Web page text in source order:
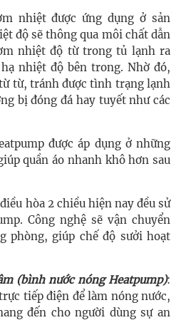
nhiệt được ứng dụng ở sản
độ sẽ thông qua môi chất dẫn
nhiệt độ từ trong tủ lạnh ra
nhiệt độ bên trong. Nhờ đó,
từ, tránh được tình trạng lạnh
bị đóng đá hay tuyết như các
được áp dụng ở những
quần áo nhanh khô hơn sau
hòa 2 chiều hiện nay đều sử
Công nghệ sẽ vận chuyển
phòng, giúp chế độ sưởi hoạt
(bình nước nóng Heatpump):
tiếp điện để làm nóng nước,
đến cho người dùng sự an